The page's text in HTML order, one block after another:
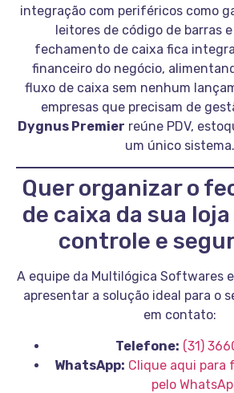
integração com periféricos como
leitores de código de barras e
fechamento de caixa fica
financeiro do negócio,
fluxo de caixa sem nenhum
empresas que precisam de
Dygnus Premier reúne PDV,
um único sistema.
Quer organizar o
de caixa da sua
controle e
A equipe da Multilógica Softwares
apresentar a solução ideal para o
em contato:
Telefone: (31)
WhatsApp: Clique aqui para
pelo